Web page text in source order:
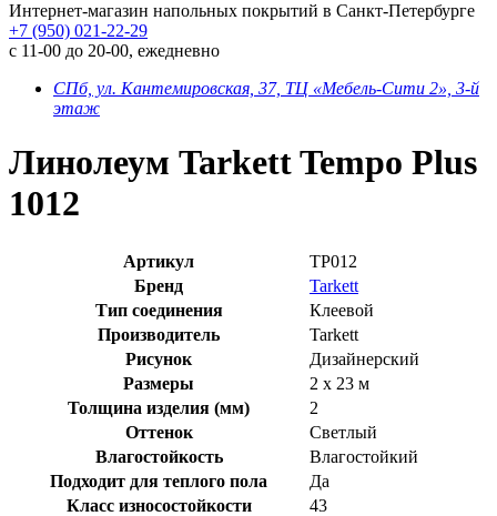
Интернет-магазин напольных покрытий в Санкт-Петербурге
+7 (950) 021-22-29
с 11-00 до 20-00, ежедневно
СПб, ул. Кантемировская, 37, ТЦ «Мебель-Сити 2», 3-й
этаж
Линолеум Tarkett Tempo Plus
1012
Артикул
TP012
Бренд
Tarkett
Тип соединения
Клеевой
Производитель
Tarkett
Рисунок
Дизайнерский
Размеры
2 x 23 м
Толщина изделия (мм)
2
Оттенок
Светлый
Влагостойкость
Влагостойкий
Подходит для теплого пола
Да
Класс износостойкости
43